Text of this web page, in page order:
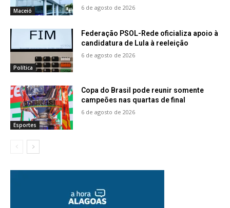
Maceió 6 de agosto de 2026
Política
Federação PSOL-Rede oficializa apoio à
candidatura de Lula à reeleição
6 de agosto de 2026
Esportes
Copa do Brasil pode reunir somente
campeões nas quartas de final
6 de agosto de 2026